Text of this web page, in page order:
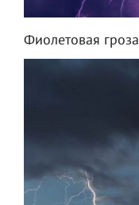
Фиолетовая гроза